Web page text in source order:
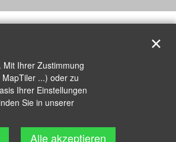
Ihrer Zustimmung
...) oder zu
Ihrer Einstellungen
Sie in unserer
Alle akzeptieren
✕